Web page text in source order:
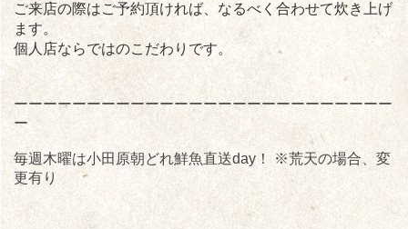
ご来店の際はご予約頂ければ、なるべく合わせて炊き上げ
ます。
個人店ならではのこだわりです。
ーーーーーーーーーーーーーーーーーーーーーーーーーー
ー
毎週木曜は小田原朝どれ鮮魚直送day！
※荒天の場合、変
更有り